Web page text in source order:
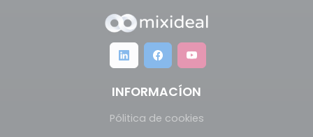
INFORMACÍON
Pólitica de cookies